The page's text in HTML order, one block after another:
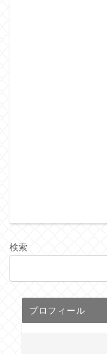
検索
プロフィール